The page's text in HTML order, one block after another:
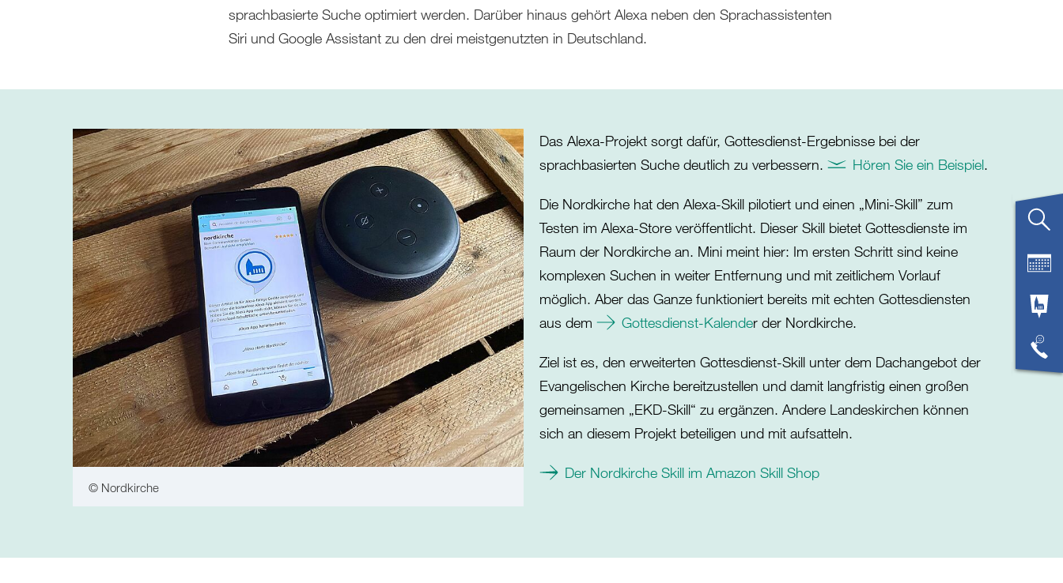
sprachbasierte Suche optimiert werden. Darüber hinaus gehört Alexa neben den Sprachassistenten
Siri und Google Assistant zu den drei meistgenutzten in Deutschland.
© Nordkirche
Das Alexa-Projekt sorgt dafür, Gottesdienst-Ergebnisse bei der
sprachbasierten Suche deutlich zu verbessern.
Hören Sie ein Beispiel.
Die Nordkirche hat den Alexa-Skill pilotiert und einen „Mini-Skill” zum
Testen im Alexa-Store veröffentlicht. Dieser Skill bietet Gottesdienste im
Raum der Nordkirche an. Mini meint hier: Im ersten Schritt sind keine
komplexen Suchen in weiter Entfernung und mit zeitlichem Vorlauf
möglich. Aber das Ganze funktioniert bereits mit echten Gottesdiensten
aus dem
Gottesdienst-Kalender der Nordkirche.
Ziel ist es, den erweiterten Gottesdienst-Skill unter dem Dachangebot der
Evangelischen Kirche bereitzustellen und damit langfristig einen großen
gemeinsamen „EKD-Skill“ zu ergänzen. Andere Landeskirchen können
sich an diesem Projekt beteiligen und mit aufsatteln.
Der Nordkirche Skill im Amazon Skill Shop